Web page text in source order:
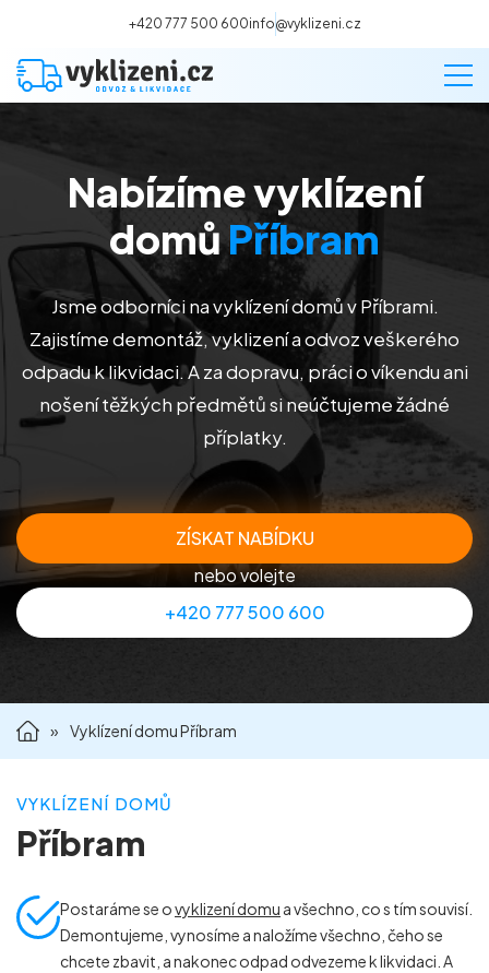
+420 777 500 600info@vyklizeni.cz
Vyklízení
Stěhování
Malování
Deratizace a dezinsekce
Příprava nemovitostí na prodej
Reference
Nabízíme vyklízení
domůPříbram
Jsme odborníci na vyklízení domů v Příbrami.
Zajistíme demontáž, vyklizení a odvoz veškerého
odpadu k likvidaci. A za dopravu, práci o víkendu ani
nošení těžkých předmětů si neúčtujeme žádné
příplatky.
ZÍSKAT NABÍDKU
nebo volejte
+420 777 500 600
» Vyklízení domu Příbram
VYKLÍZENÍ DOMŮ
Příbram
Postaráme se ovyklizení domu a všechno, co s tím souvisí.
Demontujeme, vynosíme a naložíme všechno, čeho se
chcete zbavit, a nakonec odpad odvezeme k likvidaci. A